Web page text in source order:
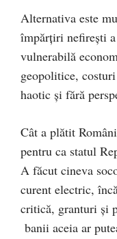
Alternativa este
împărțiri nefirești
vulnerabilă
geopolitice,
haotic și fără
Cât a plătit
pentru ca statul
A făcut cineva
curent electric,
critică, granturi și
banii aceia ar